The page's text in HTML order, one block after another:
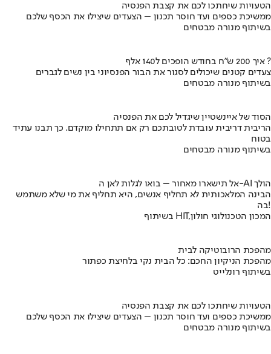
הטעויות שיחתכו לכם את קצבת הפנסיה
ממשיכת כספים ועד חוסר תכנון – הצעדים שיצילו את הכסף שלכם
בשיתוף מנורה מבטחים
איך 200 ש"ח בחודש הופכים ל140 אלף ?
צעדים קטנים שיכולים לסגור את הבור הפנסיוני בין נשים לגברים
בשיתוף מנורה מבטחים
הסוד של איינשטיין שיגדיל לכם את הפנסיה
הריבית דריבית עובדת לטובתכם רק אם תתחילו מוקדם. כך תבנו עתיד
בטוח
בשיתוף מנורה מבטחים
אל תישארו מאחור – בואו לגלות לאן ה-AI הולך
הבינה המלאכותית לא תחליף אנשים, היא תחליף את מי שלא משתמש
בה!
בשיתוף HIT,המכון הטכנולוגי חולון
מהפכת הרובוטיקה לבית
מהפכת הניקיון החכם: כל הבית נקי בלחיצת כפתור
בשיתוף רונלייט
הטעויות שיחתכו לכם את קצבת הפנסיה
ממשיכת כספים ועד חוסר תכנון – הצעדים שיצילו את הכסף שלכם
בשיתוף מנורה מבטחים